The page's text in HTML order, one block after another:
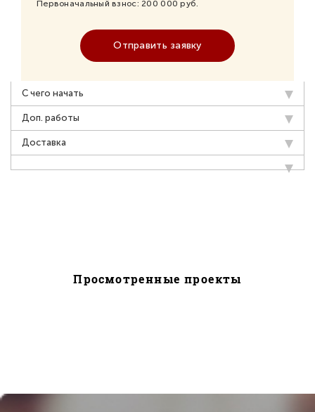
Первоначальный взнос: 200 000 руб.
Отправить заявку
С чего начать
Доп. работы
Доставка
Просмотренные проекты